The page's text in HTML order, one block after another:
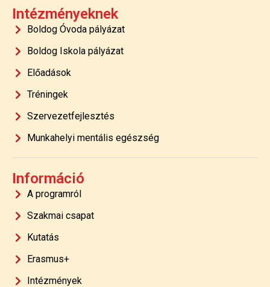
Intézményeknek
Boldog Óvoda pályázat
Boldog Iskola pályázat
Előadások
Tréningek
Szervezetfejlesztés
Munkahelyi mentális egészség
Információ
A programról
Szakmai csapat
Kutatás
Erasmus+
Intézmények